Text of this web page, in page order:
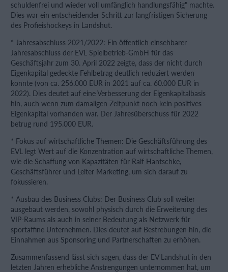
schuldenfrei und wieder voll umfänglich handlungsfähig" machte.
Dies war ein entscheidender Schritt zur langfristigen Sicherung
des Profieishockeys in Landshut.
* Jahresabschluss 2021/2022: Ein öffentlich einsehbarer
Jahresabschluss der EVL Spielbetrieb-GmbH für das
Geschäftsjahr zum 30. April 2022 zeigte, dass der nicht durch
Eigenkapital gedeckte Fehlbetrag deutlich reduziert werden
konnte (von ca. 256.000 EUR in 2021 auf ca. 60.000 EUR in
2022). Dies deutet auf eine Verbesserung der Eigenkapitalbasis
hin, auch wenn zum damaligen Zeitpunkt noch kein positives
Eigenkapital vorhanden war. Der Jahresüberschuss für 2022
betrug rund 195.000 EUR.
* Fokus auf wirtschaftliche Themen: Die Geschäftsführung des
EVL legt Wert auf die Konzentration auf wirtschaftliche Themen,
wie die Schaffung von Kapazitäten für Ralf Hantschke,
Geschäftsführer und Leiter Marketing, um sich darauf zu
fokussieren.
* Ausbau des Business Clubs: Der Business Club soll weiter
ausgebaut werden, sowohl physisch durch die Erweiterung des
VIP-Raums als auch in seiner Bedeutung als Netzwerk für
sportaffine Unternehmen. Dies deutet auf Bestrebungen hin, die
Einnahmen aus Sponsoring und Partnerschaften zu erhöhen.
Zusammenfassend lässt sich sagen, dass der EV Landshut in den
letzten Jahren erhebliche Anstrengungen unternommen hat, um